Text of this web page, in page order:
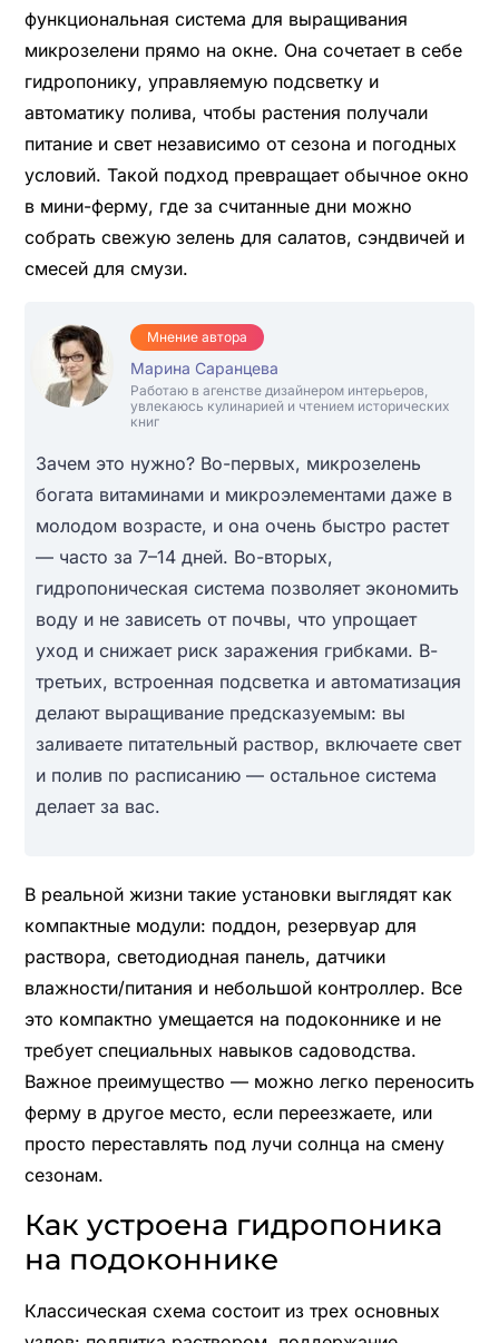
функциональная система для выращивания
микрозелени прямо на окне. Она сочетает в себе
гидропонику, управляемую подсветку и
автоматику полива, чтобы растения получали
питание и свет независимо от сезона и погодных
условий. Такой подход превращает обычное окно
в мини-ферму, где за считанные дни можно
собрать свежую зелень для салатов, сэндвичей и
смесей для смузи.
Мнение автора
Марина Саранцева
Работаю в агенстве дизайнером интерьеров,
увлекаюсь кулинарией и чтением исторических
книг
Зачем это нужно? Во-первых, микрозелень
богата витаминами и микроэлементами даже в
молодом возрасте, и она очень быстро растет
— часто за 7–14 дней. Во-вторых,
гидропоническая система позволяет экономить
воду и не зависеть от почвы, что упрощает
уход и снижает риск заражения грибками. В-
третьих, встроенная подсветка и автоматизация
делают выращивание предсказуемым: вы
заливаете питательный раствор, включаете свет
и полив по расписанию — остальное система
делает за вас.
В реальной жизни такие установки выглядят как
компактные модули: поддон, резервуар для
раствора, светодиодная панель, датчики
влажности/питания и небольшой контроллер. Все
это компактно умещается на подоконнике и не
требует специальных навыков садоводства.
Важное преимущество — можно легко переносить
ферму в другое место, если переезжаете, или
просто переставлять под лучи солнца на смену
сезонам.
Как устроена гидропоника
на подоконнике
Классическая схема состоит из трех основных